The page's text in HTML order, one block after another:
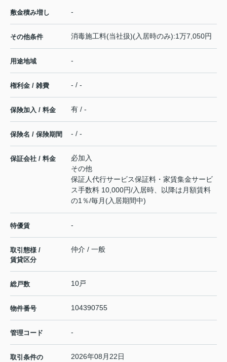
敷金積み増し -
その他条件 消毒施工料(当社扱)(入居時のみ):1万7,050円
用途地域 -
権利金 / 雑費 - / -
保険加入 / 料金 有 / -
保険名 / 保険期間 - / -
保証会社 / 料金
必加入
その他
保証人代行サービス保証料・家賃集金サービ
ス手数料 10,000円/入居時、以降は月額賃料
の1％/毎月(入居期間中)
特優賃 -
取引態様 /
賃貸区分
仲介 / 一般
総戸数 10戸
物件番号 104390755
管理コード -
取引条件の
2026年08月22日